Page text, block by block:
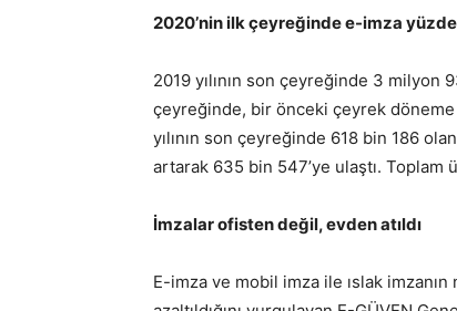
2020’nin ilk çeyreğinde e-imza
2019 yılının son çeyreğinde 3 milyon
çeyreğinde, bir önceki çeyrek
yılının son çeyreğinde 618 bin 186
artarak 635 bin 547’ye ulaştı. Toplam
İmzalar ofisten değil, evden atıldı
E-imza ve mobil imza ile ıslak